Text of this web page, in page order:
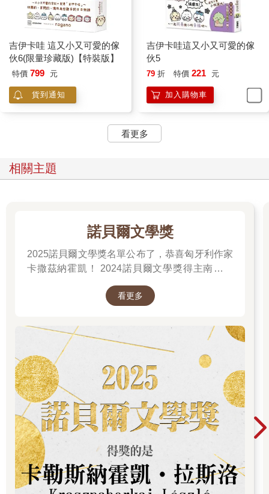
吉伊卡哇 這又小又可愛的傢
伙6(限量珍藏版)【特裝版】
特價 799 元
貨到通知
吉伊卡哇這又小又可愛的傢
伙5
79 折 特價 221 元
加入購物車
看更多
相關主題
諾貝爾文學獎
2025諾貝爾文學獎名單公布了，恭喜匈牙利作家
卡撒茲納霍凱！ 2024諾貝爾文學獎得主南韓女
看更多